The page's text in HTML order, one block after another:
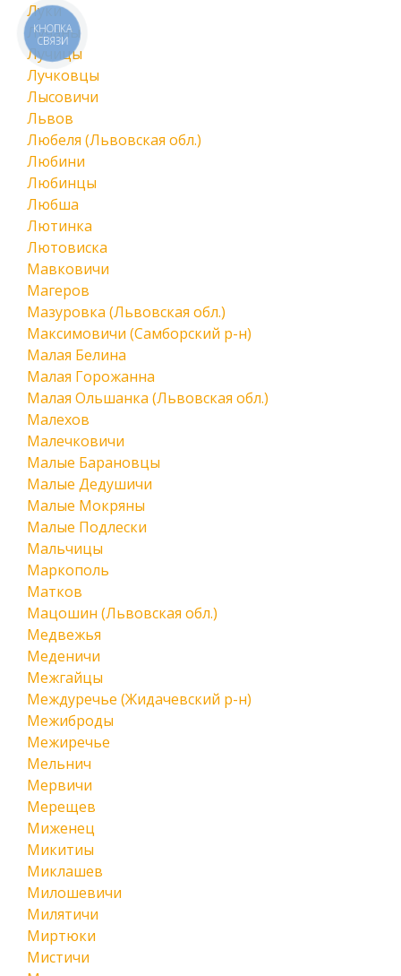
Луки
Лучаны
Лучицы
Лучковцы
Лысовичи
Львов
Любеля (Львовская обл.)
Любини
Любинцы
Любша
Лютинка
Лютовиска
Мавковичи
Магеров
Мазуровка (Львовская обл.)
Максимовичи (Самборский р-н)
Малая Белина
Малая Горожанна
Малая Ольшанка (Львовская обл.)
Малехов
Малечковичи
Малые Барановцы
Малые Дедушичи
Малые Мокряны
Малые Подлески
Мальчицы
Маркополь
Матков
Мацошин (Львовская обл.)
Медвежья
Меденичи
Межгайцы
Междуречье (Жидачевский р-н)
Межиброды
Межиречье
Мельнич
Мервичи
Мерещев
Миженец
Микитиы
Миклашев
Милошевичи
Милятичи
Миртюки
Мистичи
КНОПКА
СВЯЗИ